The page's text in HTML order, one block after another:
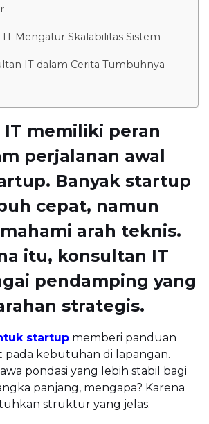
Mengatur Skalabilitas Sistem
IT dalam Cerita Tumbuhnya
IT memiliki peran
perjalanan awal
Banyak startup
cepat, namun
arah teknis.
itu, konsultan IT
pendamping yang
strategis.
startup memberi panduan
pada kebutuhan di lapangan.
pondasi yang lebih stabil bagi
panjang, mengapa? Karena
struktur yang jelas.